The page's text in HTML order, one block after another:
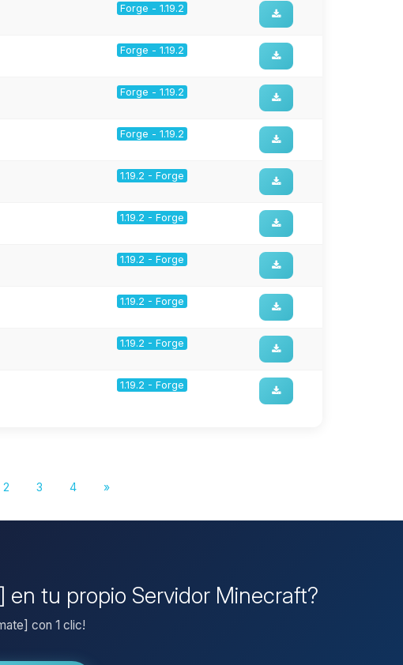
Forge - 1.19.2
Forge - 1.19.2
Forge - 1.19.2
Forge - 1.19.2
1.19.2 - Forge
1.19.2 - Forge
1.19.2 - Forge
1.19.2 - Forge
1.19.2 - Forge
1.19.2 - Forge
2 3 4 »
tu propio Servidor Minecraft?
con 1 clic!